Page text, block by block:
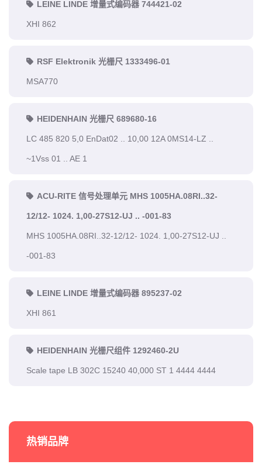
LEINE LINDE 增量式编码器 744421-02
XHI 862
RSF Elektronik 光栅尺 1333496-01
MSA770
HEIDENHAIN 光栅尺 689680-16
LC 485 820 5,0 EnDat02 .. 10,00 12A 0MS14-LZ ..
~1Vss 01 .. AE 1
ACU-RITE 信号处理单元 MHS 1005HA.08RI..32-
12/12- 1024. 1,00-27S12-UJ .. -001-83
MHS 1005HA.08RI..32-12/12- 1024. 1,00-27S12-UJ ..
-001-83
LEINE LINDE 增量式编码器 895237-02
XHI 861
HEIDENHAIN 光栅尺组件 1292460-2U
Scale tape LB 302C 15240 40,000 ST 1 4444 4444
热销品牌